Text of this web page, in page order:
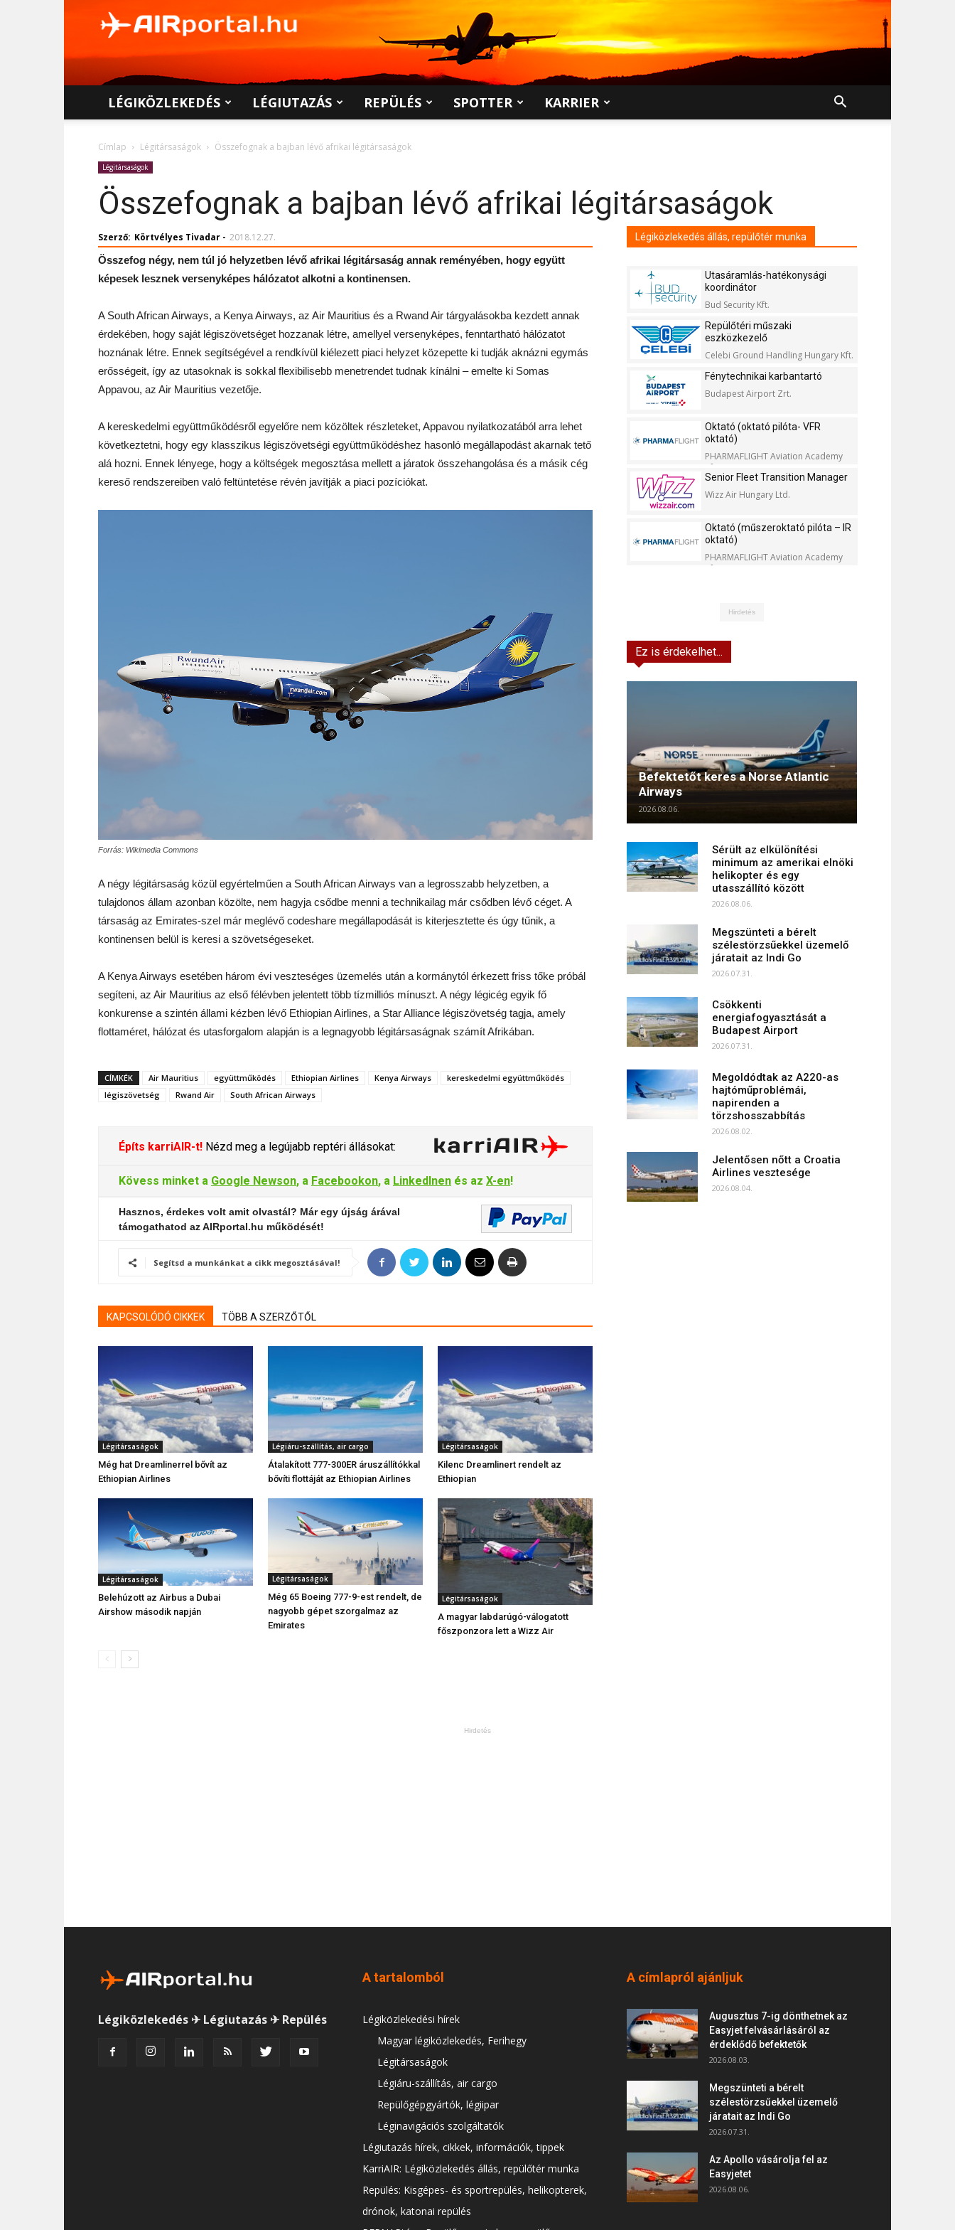
LÉGIKÖZLEKEDÉS LÉGIUTAZÁS REPÜLÉS SPOTTER KARRIER
Címlap Légitársaságok Összefognak a bajban lévő afrikai légitársaságok
Légitársaságok
Összefognak a bajban lévő afrikai légitársaságok
Szerző: Körtvélyes Tivadar - 2018.12.27.
Összefog négy, nem túl jó helyzetben lévő afrikai légitársaság annak reményében, hogy együtt
képesek lesznek versenyképes hálózatot alkotni a kontinensen.
A South African Airways, a Kenya Airways, az Air Mauritius és a Rwand Air tárgyalásokba kezdett annak
érdekében, hogy saját légiszövetséget hozzanak létre, amellyel versenyképes, fenntartható hálózatot
hoznának létre. Ennek segítségével a rendkívül kiélezett piaci helyzet közepette ki tudják aknázni egymás
erősségeit, így az utasoknak is sokkal flexibilisebb menetrendet tudnak kínálni – emelte ki Somas
Appavou, az Air Mauritius vezetője.
A kereskedelmi együttműködésről egyelőre nem közöltek részleteket, Appavou nyilatkozatából arra lehet
következtetni, hogy egy klasszikus légiszövetségi együttműködéshez hasonló megállapodást akarnak tető
alá hozni. Ennek lényege, hogy a költségek megosztása mellett a járatok összehangolása és a másik cég
kereső rendszereiben való feltüntetése révén javítják a piaci pozíciókat.
Forrás: Wikimedia Commons
A négy légitársaság közül egyértelműen a South African Airways van a legrosszabb helyzetben, a
tulajdonos állam azonban közölte, nem hagyja csődbe menni a technikailag már csődben lévő céget. A
társaság az Emirates-szel már meglévő codeshare megállapodását is kiterjesztette és úgy tűnik, a
kontinensen belül is keresi a szövetségeseket.
A Kenya Airways esetében három évi veszteséges üzemelés után a kormánytól érkezett friss tőke próbál
segíteni, az Air Mauritius az első félévben jelentett több tízmilliós mínuszt. A négy légicég egyik fő
konkurense a szintén állami kézben lévő Ethiopian Airlines, a Star Alliance légiszövetség tagja, amely
flottaméret, hálózat és utasforgalom alapján is a legnagyobb légitársaságnak számít Afrikában.
CÍMKÉK Air Mauritius együttműködés Ethiopian Airlines Kenya Airways
kereskedelmi együttműködés
légiszövetség
Rwand Air South African Airways
Építs karriAIR-t! Nézd meg a legújabb reptéri állásokat:
Kövess minket a Google Newson, a Facebookon, a LinkedInen és az X-en!
Hasznos, érdekes volt amit olvastál? Már egy újság árával
támogathatod az AIRportal.hu működését!
Segítsd a munkánkat a cikk megosztásával!
KAPCSOLÓDÓ CIKKEK TÖBB A SZERZŐTŐL
Légitársaságok
Még hat Dreamlinerrel bővít az
Ethiopian Airlines
Légiáru-szállítás, air cargo
Átalakított 777-300ER áruszállítókkal
bővíti flottáját az Ethiopian Airlines
Légitársaságok
Kilenc Dreamlinert rendelt az
Ethiopian
Légitársaságok
Belehúzott az Airbus a Dubai
Airshow második napján
Légitársaságok
Még 65 Boeing 777-9-est rendelt, de
nagyobb gépet szorgalmaz az
Emirates
Légitársaságok
A magyar labdarúgó-válogatott
főszponzora lett a Wizz Air
Légiközlekedés állás, repülőtér munka
Utasáramlás-hatékonysági
koordinátor
Bud Security Kft.
Repülőtéri műszaki
eszközkezelő
Celebi Ground Handling Hungary Kft.
Fénytechnikai karbantartó
Budapest Airport Zrt.
Oktató (oktató pilóta- VFR
oktató)
PHARMAFLIGHT Aviation Academy
Kft.
Senior Fleet Transition Manager
Wizz Air Hungary Ltd.
Oktató (műszeroktató pilóta – IR
oktató)
PHARMAFLIGHT Aviation Academy
Kft.
Hirdetés
Ez is érdekelhet...
Befektetőt keres a Norse Atlantic
Airways
2026.08.06.
Sérült az elkülönítési
minimum az amerikai elnöki
helikopter és egy
utasszállító között
2026.08.06.
Megszünteti a bérelt
szélestörzsűekkel üzemelő
járatait az Indi Go
2026.07.31.
Csökkenti
energiafogyasztását a
Budapest Airport
2026.07.31.
Megoldódtak az A220-as
hajtóműproblémái,
napirenden a
törzshosszabbítás
2026.08.02.
Jelentősen nőtt a Croatia
Airlines vesztesége
2026.08.04.
Hirdetés
Légiközlekedés ✈ Légiutazás ✈ Repülés
A tartalomból
Légiközlekedési hírek
Magyar légiközlekedés, Ferihegy
Légitársaságok
Légiáru-szállítás, air cargo
Repülőgépgyártók, légiipar
Léginavigációs szolgáltatók
Légiutazás hírek, cikkek, információk, tippek
KarriAIR: Légiközlekedés állás, repülőtér munka
Repülés: Kisgépes- és sportrepülés, helikopterek,
drónok, katonai repülés
A címlapról ajánljuk
Augusztus 7-ig dönthetnek az
Easyjet felvásárlásáról az
érdeklődő befektetők
2026.08.03.
Megszünteti a bérelt
szélestörzsűekkel üzemelő
járatait az Indi Go
2026.07.31.
Az Apollo vásárolja fel az
Easyjetet
2026.08.06.